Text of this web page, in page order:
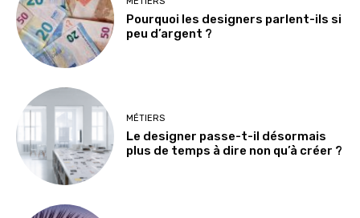
Pourquoi les designers parlent-ils si
peu d’argent ?
MÉTIERS
Le designer passe-t-il désormais
plus de temps à dire non qu’à créer ?